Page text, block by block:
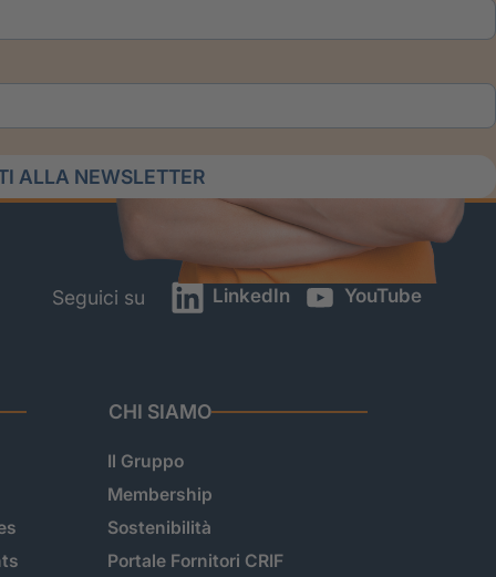
ALLA NEWSLETTER
Seguici su LinkedIn YouTube
CHI SIAMO
Il Gruppo
Membership
Sostenibilità
Portale Fornitori CRIF